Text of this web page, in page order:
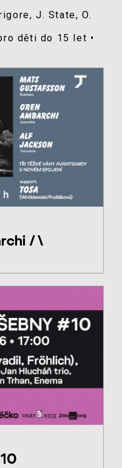
J. State, O.
děti do 15 let •
/\